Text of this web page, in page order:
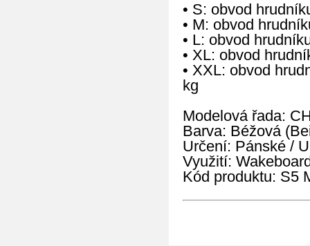
• S: obvod
• M: obvod
• L: obvod
• XL: obvod
• XXL: obvod
kg
Modelová řada:
Barva: Béžová
Určení: Pánské /
Využití:
Kód produktu: S5